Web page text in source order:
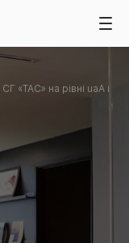
«ТАС» на рівні uaA і